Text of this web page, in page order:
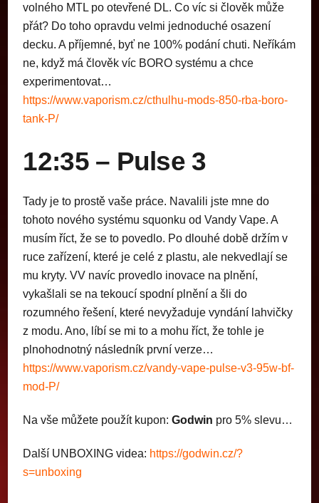
volného MTL po otevřené DL. Co víc si člověk může
přát? Do toho opravdu velmi jednoduché osazení
decku. A příjemné, byť ne 100% podání chuti. Neříkám
ne, když má člověk víc BORO systému a chce
experimentovat…
https://www.vaporism.cz/cthulhu-mods-850-rba-boro-
tank-P/
12:35 – Pulse 3
Tady je to prostě vaše práce. Navalili jste mne do
tohoto nového systému squonku od Vandy Vape. A
musím říct, že se to povedlo. Po dlouhé době držím v
ruce zařízení, které je celé z plastu, ale nekvedlají se
mu kryty. VV navíc provedlo inovace na plnění,
vykašlali se na tekoucí spodní plnění a šli do
rozumného řešení, které nevyžaduje vyndání lahvičky
z modu. Ano, líbí se mi to a mohu říct, že tohle je
plnohodnotný následník první verze…
https://www.vaporism.cz/vandy-vape-pulse-v3-95w-bf-
mod-P/
Na vše můžete použít kupon:Godwin pro 5% slevu…
Další UNBOXING videa: https://godwin.cz/?
s=unboxing